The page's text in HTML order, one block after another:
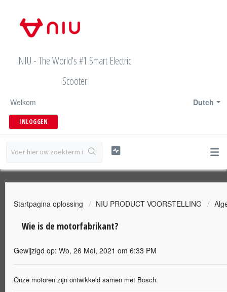
NIU - The World's #1 Smart Electric
Scooter
Dutch
Welkom
INLOGGEN
Startpagina oplossing NIU PRODUCT VOORSTELLING
Wie is de motorfabrikant?
Gewijzigd op: Wo, 26 Mei, 2021 om 6:33 PM
Onze motoren zijn ontwikkeld samen met Bosch.